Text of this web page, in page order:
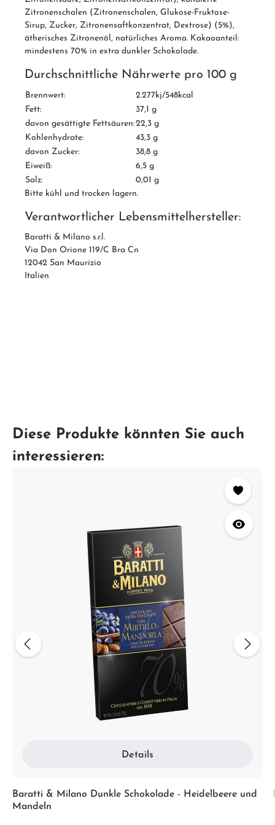
Zitronenschalen (Zitronenschalen, Glukose-Fruktose-
Sirup, Zucker, Zitronensaftkonzentrat, Dextrose) (5%),
ätherisches Zitronenöl, natürliches Aroma. Kakaoanteil:
mindestens 70% in extra dunkler Schokolade.
Durchschnittliche Nährwerte pro 100 g
Brennwert:
2.277kj/548kcal
Fett:
37,1 g
davon gesättigte Fettsäuren:22,3 g
Kohlenhydrate:
43,3 g
davon Zucker:
38,8 g
Eiweiß:
6,5 g
Salz:
0,01 g
Bitte kühl und trocken lagern.
Verantwortlicher Lebensmittelhersteller:
Baratti & Milano s.r.l.
Via Don Orione 119/C Bra Cn
12042 San Maurizio
Italien
Diese Produkte könnten Sie auch
interessieren:
Details
Baratti & Milano Dunkle Schokolade - Heidelbeere und
Mandeln